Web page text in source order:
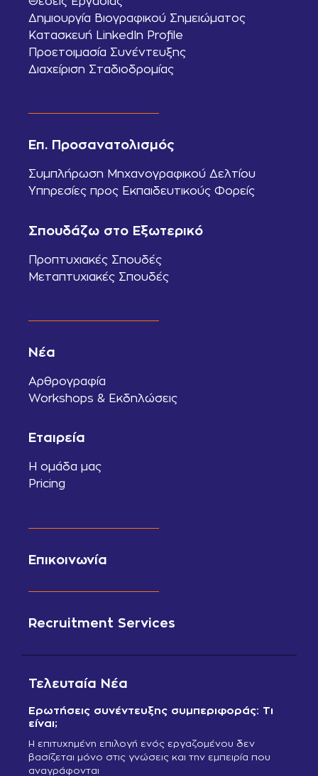
Δημιουργία Βιογραφικού Σημειώματος
Κατασκευή LinkedIn Profile
Προετοιμασία Συνέντευξης
Διαχείριση Σταδιοδρομίας
Επ. Προσανατολισμός
Συμπλήρωση Μηχανογραφικού Δελτίου
Υπηρεσίες προς Εκπαιδευτικούς Φορείς
Σπουδάζω στο Εξωτερικό
Προπτυχιακές Σπουδές
Μεταπτυχιακές Σπουδές
Νέα
Αρθρογραφία
Workshops & Εκδηλώσεις
Εταιρεία
Η ομάδα μας
Pricing
Επικοινωνία
Recruitment Services
Τελευταία Νέα
Ερωτήσεις συνέντευξης συμπεριφοράς: Τι
είναι;
Η επιτυχημένη επιλογή ενός εργαζομένου δεν
βασίζεται μόνο στις γνώσεις και την εμπειρία που
αναγράφονται